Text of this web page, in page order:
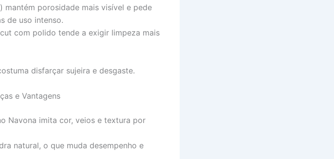
mantém porosidade mais visível e pede
de uso intenso.
com polido tende a exigir limpeza mais
disfarçar sujeira e desgaste.
e Vantagens
Navona imita cor, veios e textura por
natural, o que muda desempenho e